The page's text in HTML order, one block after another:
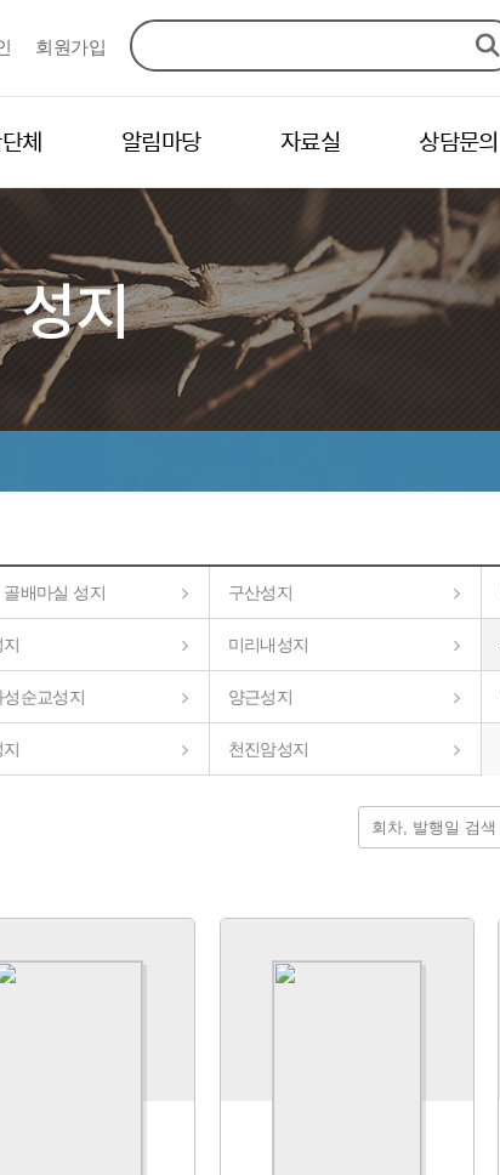
회원가입
체 알림마당 자료실 상담문의
성지
골배마실 성지 구산성지
미리내성지
성순교성지 양근성지
천진암성지